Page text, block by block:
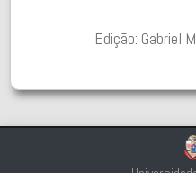
Edição: Gabriel